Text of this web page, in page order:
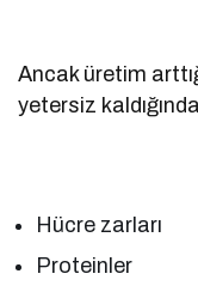
Ancak üretim
yetersiz
Hücre zarları
Proteinler